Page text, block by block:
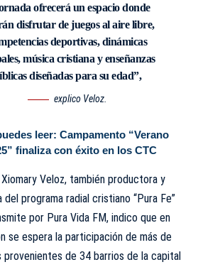
ofrecerá un espacio donde
disfrutar de juegos al aire libre,
deportivas, dinámicas
música cristiana y enseñanzas
diseñadas para su edad”,
explico Veloz.
leer: Campamento “Verano
finaliza con éxito en los CTC
Veloz, también productora y
programa radial cristiano “Pura Fe”
por Pura Vida FM, indico que en
se espera la participación de más de
provenientes de 34 barrios de la capital